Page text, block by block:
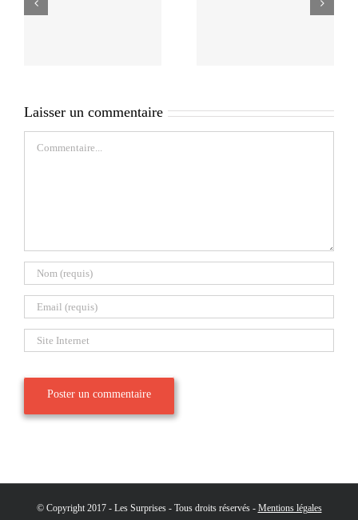
Laisser un commentaire
Commentaire
© Copyright 2017 - Les Surprises - Tous droits réservés - Mentions légales